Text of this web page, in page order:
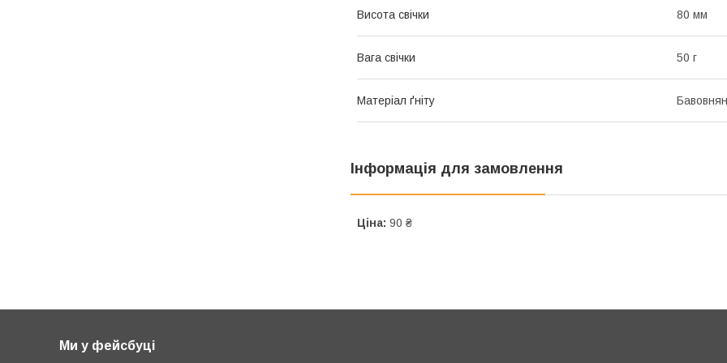
Висота свічки 80 мм
Вага свічки 50 г
Матеріал ґніту
Інформація для замовлення
Ціна: 90 ₴
Ми у фейсбуці